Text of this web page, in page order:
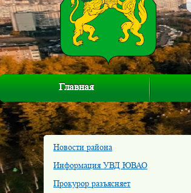
Главная
Новости района
Информация УВД ЮВАО
Прокурор разъясняет